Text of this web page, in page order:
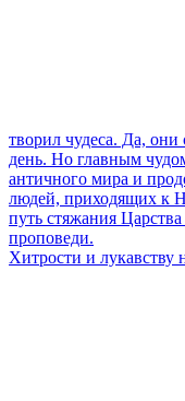
творил чудеса. Да,
день. Но главным
античного мира и
людей, приходящих к
путь стяжания
проповеди.
Хитрости и лукавству